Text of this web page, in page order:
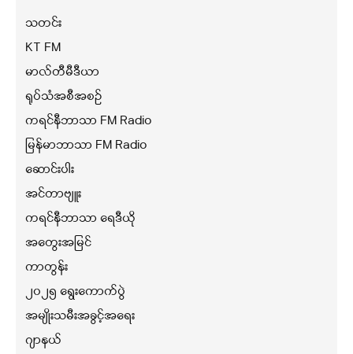
သတင်း
KT FM
မာလ်တီမီဒီယာ
ရုပ်သံအစီအစဉ်
ကရင်နီဘာသာ FM Radio
မြန်မာဘာသာ FM Radio
ဆောင်းပါး
အင်တာဗျူး
ကရင်နီဘာသာ ရေဒီယို
အတွေးအမြင်
ကာတွန်း
၂၀၂၅ ရွေးကောက်ပွဲ
အမျိုးသမီးအခွင့်အရေး
ဂျာနယ်